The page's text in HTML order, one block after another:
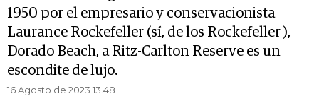
1950 por el empresario y conservacionista
Laurance Rockefeller (sí, de los Rockefeller ),
Dorado Beach, a Ritz-Carlton Reserve es un
escondite de lujo.
16 Agosto de 2023 13.48